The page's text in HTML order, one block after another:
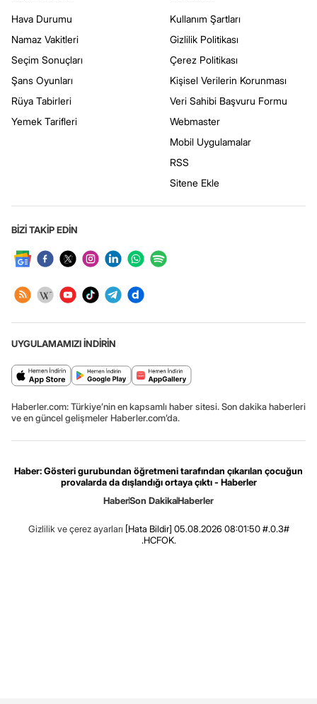
Hava Durumu
Namaz Vakitleri
Seçim Sonuçları
Şans Oyunları
Rüya Tabirleri
Yemek Tarifleri
Kullanım Şartları
Gizlilik Politikası
Çerez Politikası
Kişisel Verilerin Korunması
Veri Sahibi Başvuru Formu
Webmaster
Mobil Uygulamalar
RSS
Sitene Ekle
BİZİ TAKİP EDİN
UYGULAMAMIZI İNDİRİN
Haberler.com: Türkiye’nin en kapsamlı haber sitesi. Son dakika haberleri
ve en güncel gelişmeler Haberler.com’da.
Haber: Gösteri gurubundan öğretmeni tarafından çıkarılan çocuğun
provalarda da dışlandığı ortaya çıktı - Haberler
HaberSon DakikaHaberler
Gizlilik ve çerez ayarları [Hata Bildir] 05.08.2026 08:01:50 #.0.3#
.HCFOK.